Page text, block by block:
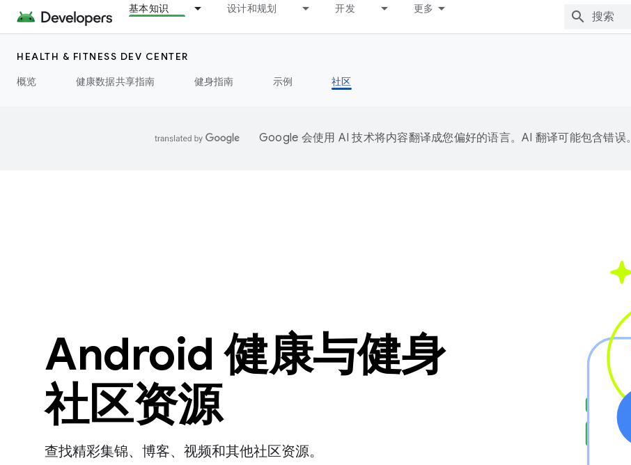
基本知识 设计和规划 开发 更多
HEALTH & FITNESS DEV CENTER
概览
健康数据共享指南 健身指南 示例 社区
Google 会使用 AI 技术将内容翻译成您偏好的语言。AI 翻译可能包含错误。
Android 健康与健身
社区资源
查找精彩集锦、博客、视频和其他社区资源。